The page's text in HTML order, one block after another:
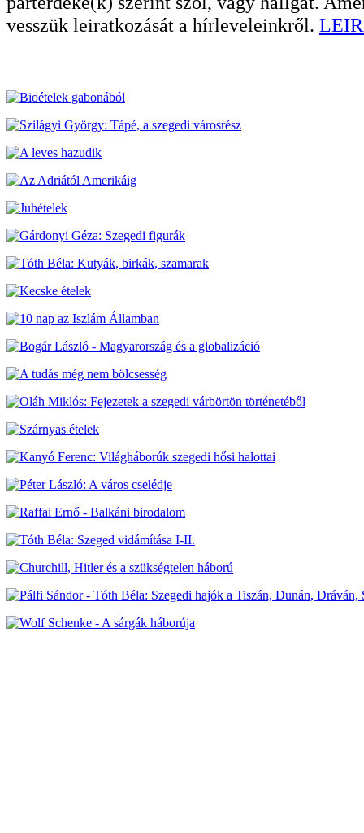
vesszük leiratkozását a hírleveleinkről.